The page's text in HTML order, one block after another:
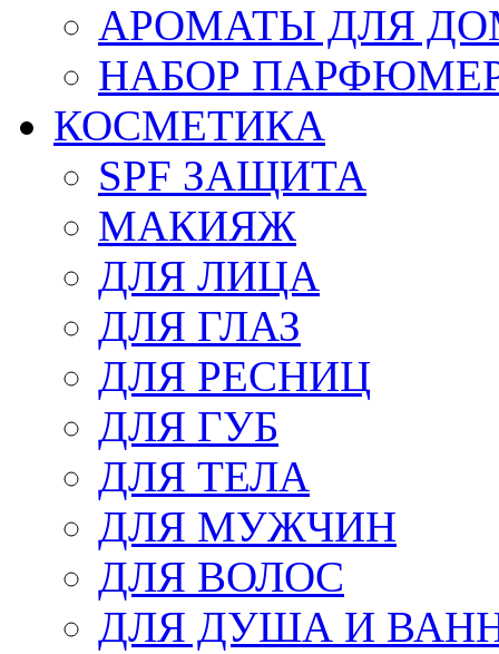
АРОМАТЫ ДЛЯ
НАБОР
КОСМЕТИКА
SPF ЗАЩИТА
МАКИЯЖ
ДЛЯ ЛИЦА
ДЛЯ ГЛАЗ
ДЛЯ РЕСНИЦ
ДЛЯ ГУБ
ДЛЯ ТЕЛА
ДЛЯ МУЖЧИН
ДЛЯ ВОЛОС
ДЛЯ ДУША И